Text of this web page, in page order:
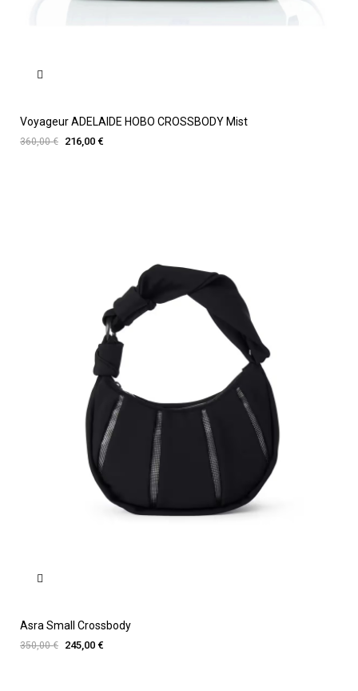
Voyageur ADELAIDE HOBO CROSSBODY Mist
360,00 € 216,00 €
Asra Small Crossbody
350,00 € 245,00 €